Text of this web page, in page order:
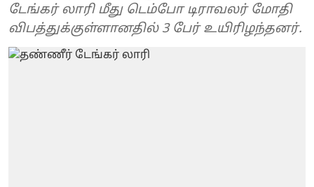
டேங்கர் லாரி மீது டெம்போ டிராவலர் மோதி
விபத்துக்குள்ளானதில் 3 பேர் உயிரிழந்தனர்.